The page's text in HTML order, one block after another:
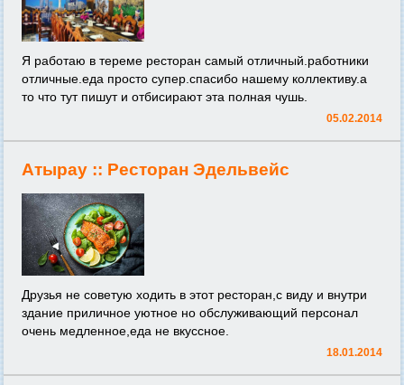
Я работаю в тереме ресторан самый отличный.работники
отличные.еда просто супер.спасибо нашему коллективу.а
то что тут пишут и отбисирают эта полная чушь.
05.02.2014
Атырау :: Ресторан Эдельвейс
Друзья не советую ходить в этот ресторан,с виду и внутри
здание приличное уютное но обслуживающий персонал
очень медленное,еда не вкуссное.
18.01.2014